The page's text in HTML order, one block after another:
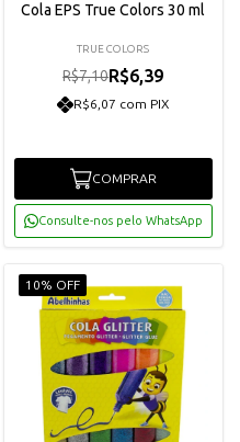
Cola EPS True Colors 30 ml
TRUE COLORS
R$7,10R$6,39
R$6,07 com PIX
COMPRAR
Consulte-nos pelo WhatsApp
10% OFF